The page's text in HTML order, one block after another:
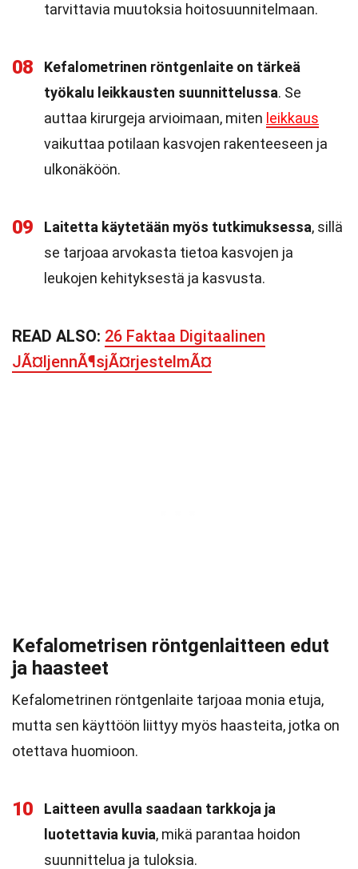
tarvittavia muutoksia hoitosuunnitelmaan.
08
Kefalometrinen röntgenlaite on tärkeä
työkalu leikkausten suunnittelussa. Se
auttaa kirurgeja arvioimaan, miten leikkaus
vaikuttaa potilaan kasvojen rakenteeseen ja
ulkonäköön.
09 Laitetta käytetään myös tutkimuksessa, sillä
se tarjoaa arvokasta tietoa kasvojen ja
leukojen kehityksestä ja kasvusta.
READ ALSO: 26 Faktaa Digitaalinen
JÃ¤ljennÃ¶sjÃ¤rjestelmÃ¤
Kefalometrisen röntgenlaitteen edut
ja haasteet
Kefalometrinen röntgenlaite tarjoaa monia etuja,
mutta sen käyttöön liittyy myös haasteita, jotka on
otettava huomioon.
10
Laitteen avulla saadaan tarkkoja ja
luotettavia kuvia, mikä parantaa hoidon
suunnittelua ja tuloksia.